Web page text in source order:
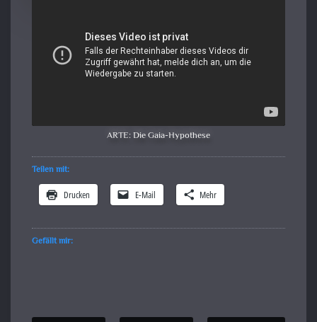
ARTE: Die Gaia-Hypothese
Teilen mit:
Drucken E-Mail Mehr
Gefällt mir: